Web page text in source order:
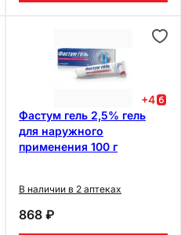
+4
Фастум гель 2,5% гель
для наружного
применения 100 г
В наличии в 2 аптеках
868 ₽